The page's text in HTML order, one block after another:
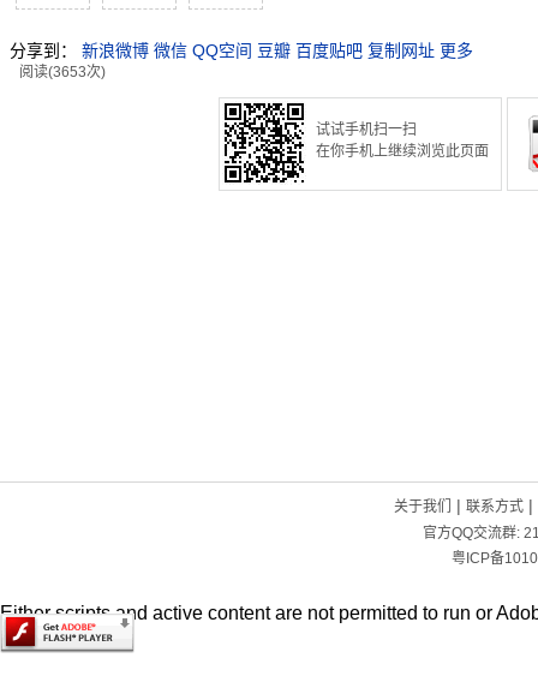
分享到： 新浪微博 微信 QQ空间 豆瓣 百度贴吧 复制网址 更多
阅读(3653次)
试试手机扫一扫
在你手机上继续浏览此页面
关于我们 | 联系方式|
官方QQ交流群:
粤ICP备
Either scripts and active content are not permitted to run or